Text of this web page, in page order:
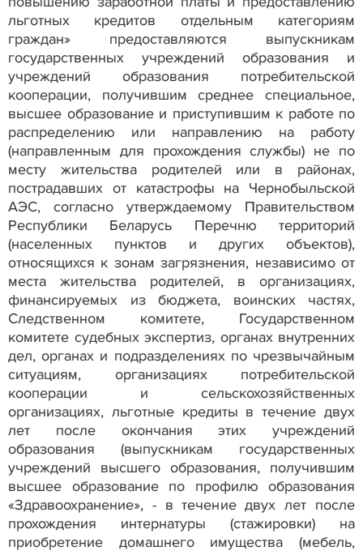
льготных кредитов отдельным категориям
граждан» предоставляются выпускникам
государственных учреждений образования и
учреждений образования потребительской
кооперации, получившим среднее специальное,
высшее образование и приступившим к работе по
распределению или направлению на работу
(направленным для прохождения службы) не по
месту жительства родителей или в районах,
пострадавших от катастрофы на Чернобыльской
АЭС, согласно утверждаемому Правительством
Республики Беларусь Перечню территорий
(населенных пунктов и других объектов),
относящихся к зонам загрязнения, независимо от
места жительства родителей, в организациях,
финансируемых из бюджета, воинских частях,
Следственном комитете, Государственном
комитете судебных экспертиз, органах внутренних
дел, органах и подразделениях по чрезвычайным
ситуациям, организациях потребительской
кооперации и сельскохозяйственных
организациях, льготные кредиты в течение двух
лет после окончания этих учреждений
образования (выпускникам государственных
учреждений высшего образования, получившим
высшее образование по профилю образования
«Здравоохранение», - в течение двух лет после
прохождения интернатуры (стажировки) на
приобретение домашнего имущества (мебель,